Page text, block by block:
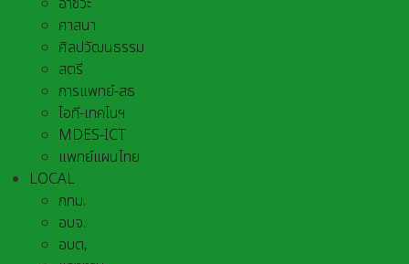
ศาสนา
ศิลปวัฒนธรรม
สตรี
การแพทย์-สธ
ไอที-เทคโนฯ
MDES-ICT
แพทย์แผนไทย
LOCAL
กทม.
อบจ.
อบต,